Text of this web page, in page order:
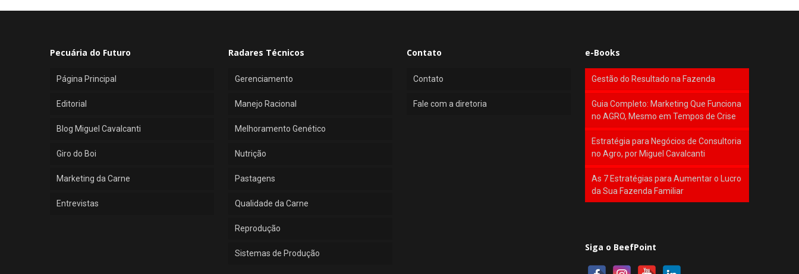
Pecuária do Futuro
Página Principal
Editorial
Blog Miguel Cavalcanti
Giro do Boi
Marketing da Carne
Entrevistas
Radares Técnicos
Gerenciamento
Manejo Racional
Melhoramento Genético
Nutrição
Pastagens
Qualidade da Carne
Reprodução
Sistemas de Produção
Contato
Contato
Fale com a diretoria
e-Books
Gestão do Resultado na Fazenda
Guia Completo: Marketing Que Funciona
no AGRO, Mesmo em Tempos de Crise
Estratégia para Negócios de Consultoria
no Agro, por Miguel Cavalcanti
As 7 Estratégias para Aumentar o Lucro
da Sua Fazenda Familiar
Siga o BeefPoint